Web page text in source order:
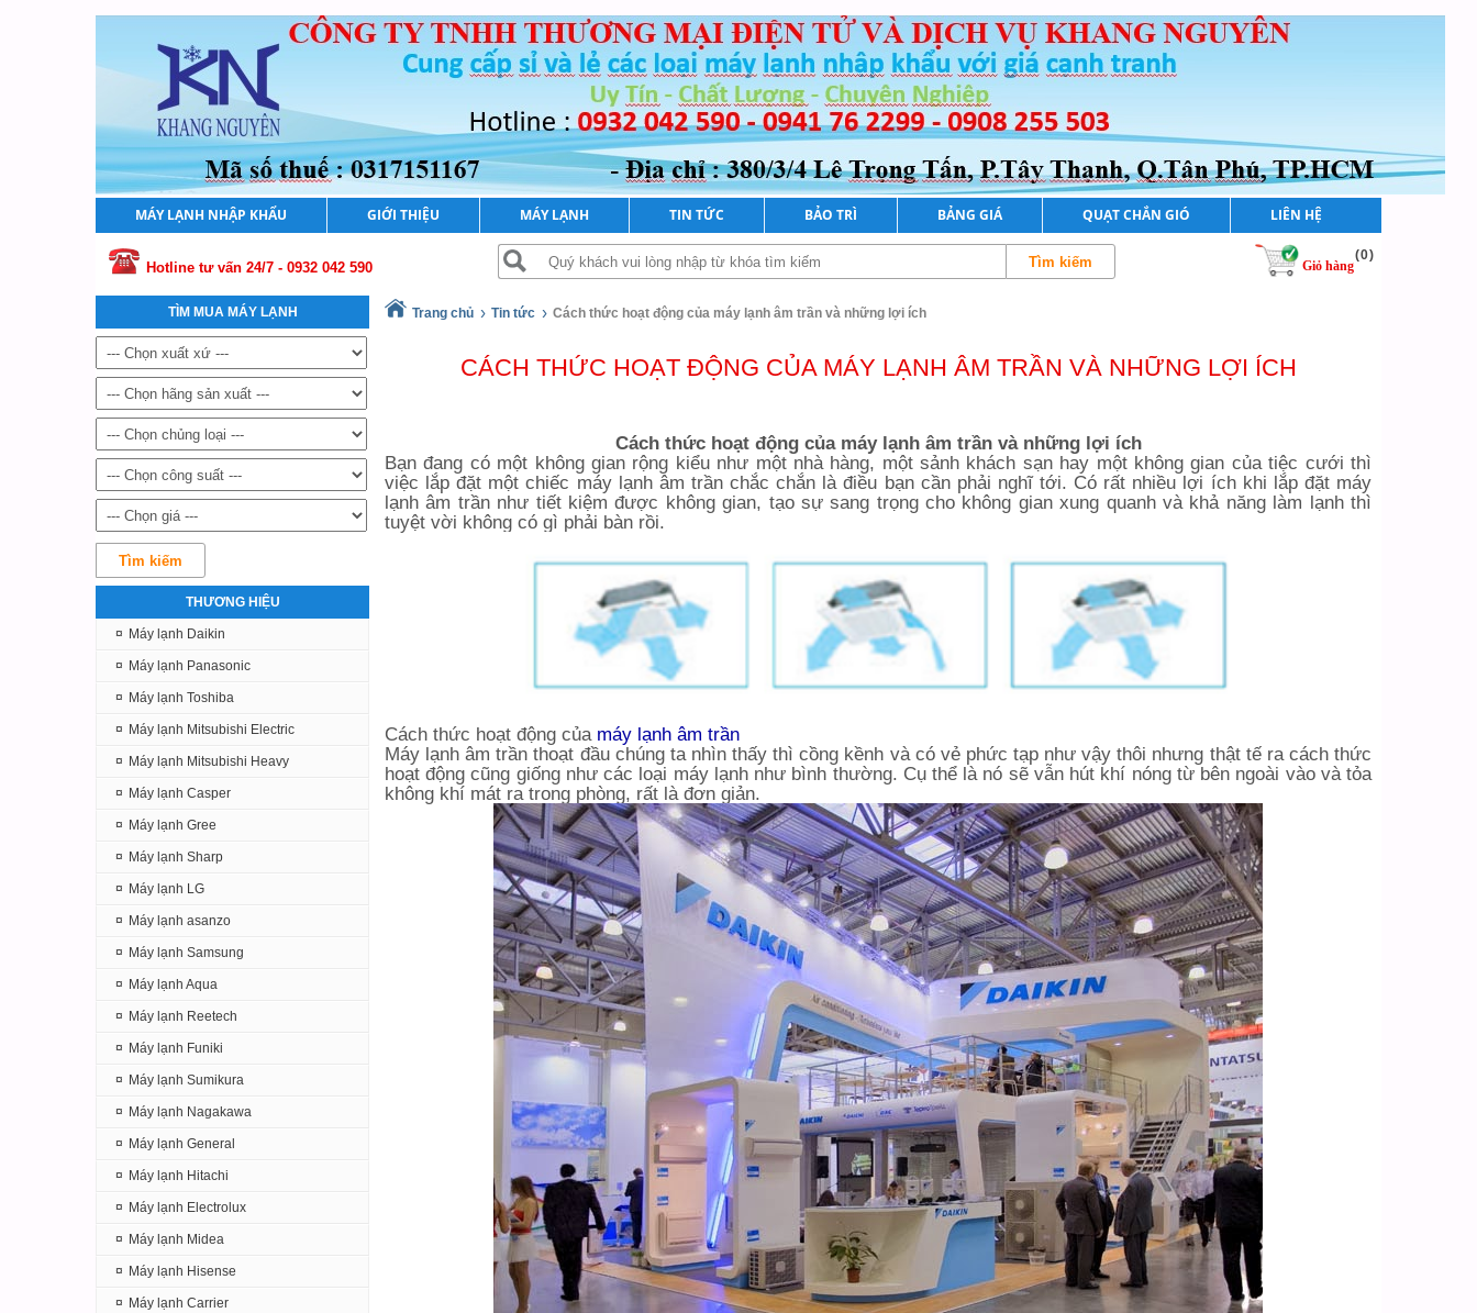
MÁY LẠNH NHẬP KHẨU GIỚI THIỆU MÁY LẠNH TIN TỨC BẢO TRÌ BẢNG GIÁ QUẠT CHẮN GIÓ LIÊN HỆ
Hotline tư vấn 24/7 - 0932 042 590 Giỏ hàng
(0)
TÌM MUA MÁY LẠNH
THƯƠNG HIỆU
¤ Máy lạnh Daikin
¤ Máy lạnh Panasonic
¤ Máy lạnh Toshiba
¤ Máy lạnh Mitsubishi Electric
¤ Máy lạnh Mitsubishi Heavy
¤ Máy lạnh Casper
¤ Máy lạnh Gree
¤ Máy lạnh Sharp
¤ Máy lạnh LG
¤ Máy lạnh asanzo
¤ Máy lạnh Samsung
¤ Máy lạnh Aqua
¤ Máy lạnh Reetech
¤ Máy lạnh Funiki
¤ Máy lạnh Sumikura
¤ Máy lạnh Nagakawa
¤ Máy lạnh General
¤ Máy lạnh Hitachi
¤ Máy lạnh Electrolux
¤ Máy lạnh Midea
¤ Máy lạnh Hisense
¤ Máy lạnh Carrier
Trang chủ › Tin tức › Cách thức hoạt động của máy lạnh âm trần và những lợi ích
CÁCH THỨC HOẠT ĐỘNG CỦA MÁY LẠNH ÂM TRẦN VÀ NHỮNG LỢI ÍCH
Cách thức hoạt động của máy lạnh âm trần và những lợi ích
Bạn đang có một không gian rộng kiểu như một nhà hàng, một sảnh khách sạn hay một không gian của tiệc cưới thì
việc lắp đặt một chiếc máy lạnh âm trần chắc chắn là điều bạn cần phải nghĩ tới. Có rất nhiều lợi ích khi lắp đặt máy
lạnh âm trần như tiết kiệm được không gian, tạo sự sang trọng cho không gian xung quanh và khả năng làm lạnh thì
tuyệt vời không có gì phải bàn rồi.
Cách thức hoạt động của máy lạnh âm trần
Máy lạnh âm trần thoạt đầu chúng ta nhìn thấy thì cồng kềnh và có vẻ phức tạp như vậy thôi nhưng thật tế ra cách thức
hoạt động cũng giống như các loại máy lạnh như bình thường. Cụ thể là nó sẽ vẫn hút khí nóng từ bên ngoài vào và tỏa
không khí mát ra trong phòng, rất là đơn giản.